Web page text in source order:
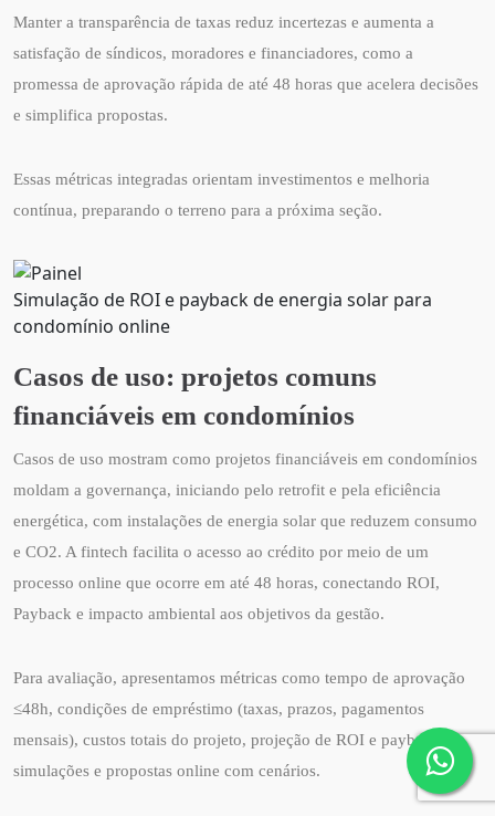
Manter a transparência de taxas reduz incertezas e aumenta a
satisfação de síndicos, moradores e financiadores, como a
promessa de aprovação rápida de até 48 horas que acelera decisões
e simplifica propostas.
Essas métricas integradas orientam investimentos e melhoria
contínua, preparando o terreno para a próxima seção.
Simulação de ROI e payback de energia solar para
condomínio online
Casos de uso: projetos comuns
financiáveis em condomínios
Casos de uso mostram como projetos financiáveis em condomínios
moldam a governança, iniciando pelo retrofit e pela eficiência
energética, com instalações de energia solar que reduzem consumo
e CO2. A fintech facilita o acesso ao crédito por meio de um
processo online que ocorre em até 48 horas, conectando ROI,
Payback e impacto ambiental aos objetivos da gestão.
Para avaliação, apresentamos métricas como tempo de aprovação
≤48h, condições de empréstimo (taxas, prazos, pagamentos
mensais), custos totais do projeto, projeção de ROI e payback, com
simulações e propostas online com cenários.